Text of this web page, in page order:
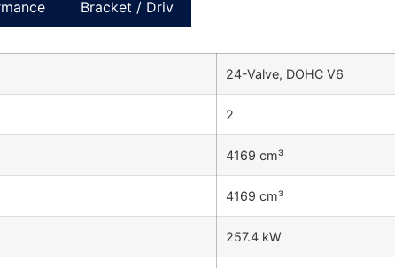
Bracket / Driv
24-Valve, DOHC V6
2
4169 cm³
4169 cm³
257.4 kW